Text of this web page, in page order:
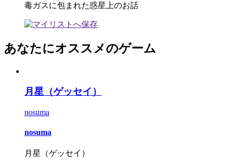
毒ガスに包まれた惑星上のお話
あなたにオススメのゲーム
月星（ゲッセイ）
nosuma
nosuma
月星（ゲッセイ）